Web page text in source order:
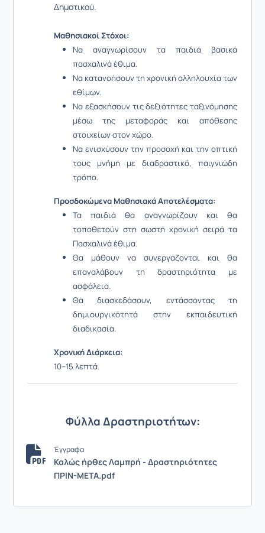
Δημοτικού.
Μαθησιακοί Στόχοι:
Να αναγνωρίσουν τα παιδιά βασικά
πασχαλινά έθιμα.
Να κατανοήσουν τη χρονική αλληλουχία των
εθίμων.
Να εξασκήσουν τις δεξιότητες ταξινόμησης
μέσω της μεταφοράς και απόθεσης
στοιχείων στον χώρο.
Να ενισχύσουν την προσοχή και την οπτική
τους μνήμη με διαδραστικό, παιγνιώδη
τρόπο.
Προσδοκώμενα Μαθησιακά Αποτελέσματα:
Τα παιδιά θα αναγνωρίζουν και θα
τοποθετούν στη σωστή χρονική σειρά τα
Πασχαλινά έθιμα.
Θα μάθουν να συνεργάζονται και θα
επαναλάβουν τη δραστηριότητα με
ασφάλεια.
Θα διασκεδάσουν, εντάσσοντας τη
δημιουργικότητά στην εκπαιδευτική
διαδικασία.
Χρονική Διάρκεια:
10–15 λεπτά.
Φύλλα Δραστηριοτήτων:
Έγγραφα
Καλώς ήρθες Λαμπρή - Δραστηριότητες
ΠΡΙΝ-ΜΕΤΑ.pdf